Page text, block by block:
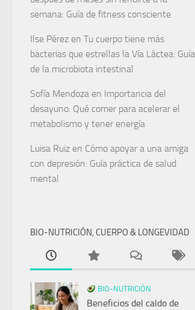
semana: Guía de fitness consciente
Ilse Pérez en Tu cuerpo tiene más
bacterias que estrellas la Vía Láctea: Guía
de la microbiota intestinal
Sofía Mendoza en Importancia del
desayuno: Qué comer para acelerar el
metabolismo y tener energía
Luisa Ruiz en Cómo apoyar a una amiga
con depresión: Guía práctica de salud
mental
BIO-NUTRICIÓN, CUERPO & LONGEVIDAD
BIO-NUTRICIÓN
Beneficios del caldo de